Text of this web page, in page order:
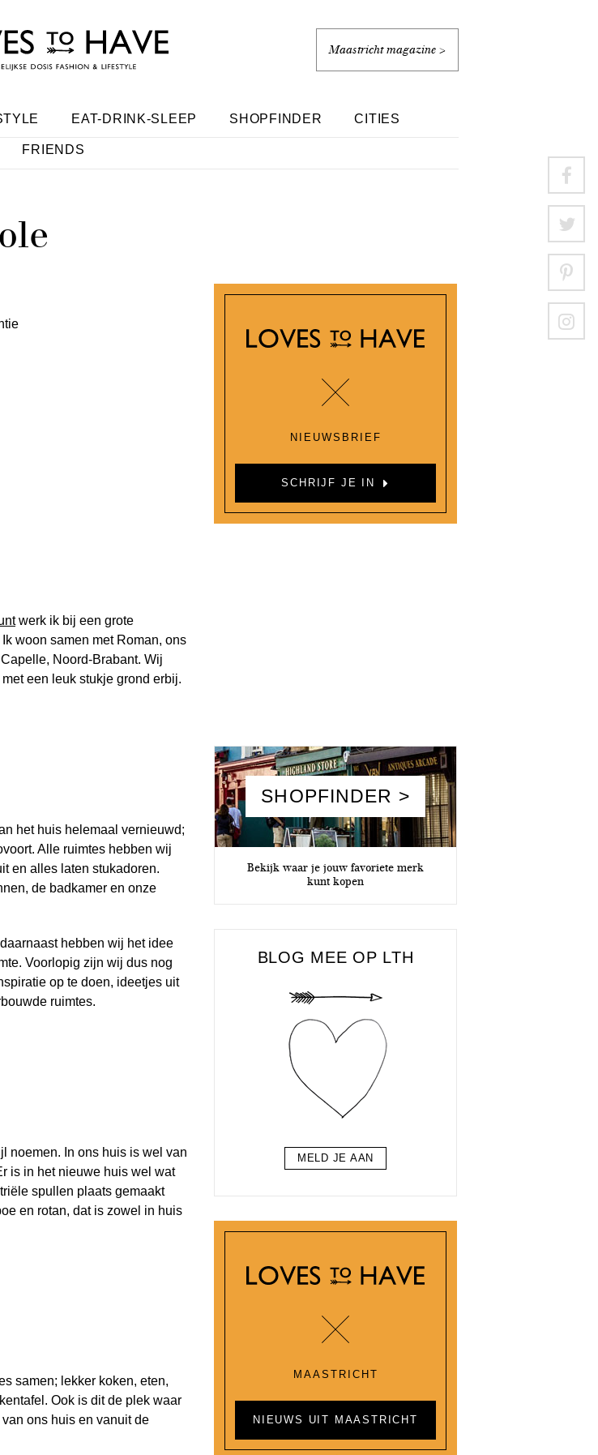
Maastricht magazine >
EAT-DRINK-SLEEP SHOPFINDER CITIES
FRIENDS
werk ik bij een grote
woon samen met Roman, ons
Noord-Brabant. Wij
een leuk stukje grond erbij.
het huis helemaal vernieuwd;
Alle ruimtes hebben wij
en alles laten stukadoren.
de badkamer en onze
hebben wij het idee
Voorlopig zijn wij dus nog
op te doen, ideetjes uit
ruimtes.
noemen. In ons huis is wel van
is in het nieuwe huis wel wat
spullen plaats gemaakt
en rotan, dat is zowel in huis
samen; lekker koken, eten,
Ook is dit de plek waar
ons huis en vanuit de
NIEUWSBRIEF
SCHRIJF JE IN
SHOPFINDER >
Bekijk waar je jouw favoriete merk
kunt kopen
BLOG MEE OP LTH
MELD JE AAN
MAASTRICHT
NIEUWS UIT MAASTRICHT